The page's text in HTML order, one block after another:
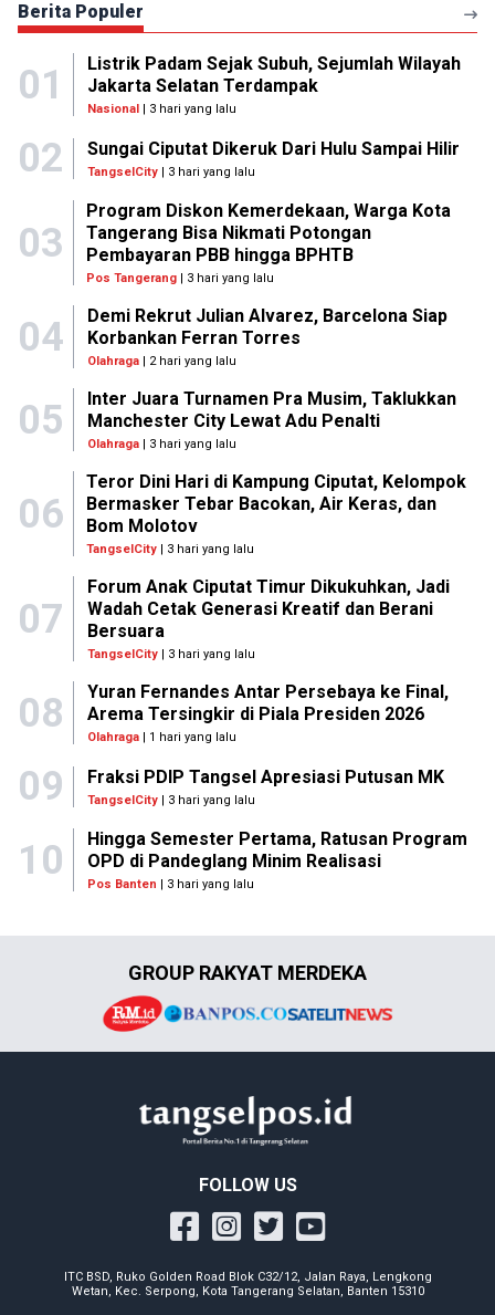
Berita Populer
01
Listrik Padam Sejak Subuh, Sejumlah Wilayah
Jakarta Selatan Terdampak
Nasional| 3 hari yang lalu
02 Sungai Ciputat Dikeruk Dari Hulu Sampai Hilir
TangselCity | 3 hari yang lalu
03
Program Diskon Kemerdekaan, Warga Kota
Tangerang Bisa Nikmati Potongan
Pembayaran PBB hingga BPHTB
Pos Tangerang | 3 hari yang lalu
04
Demi Rekrut Julian Alvarez, Barcelona Siap
Korbankan Ferran Torres
Olahraga| 2 hari yang lalu
05
Inter Juara Turnamen Pra Musim, Taklukkan
Manchester City Lewat Adu Penalti
Olahraga| 3 hari yang lalu
06
Teror Dini Hari di Kampung Ciputat, Kelompok
Bermasker Tebar Bacokan, Air Keras, dan
Bom Molotov
TangselCity | 3 hari yang lalu
07
Forum Anak Ciputat Timur Dikukuhkan, Jadi
Wadah Cetak Generasi Kreatif dan Berani
Bersuara
TangselCity| 3 hari yang lalu
08
Yuran Fernandes Antar Persebaya ke Final,
Arema Tersingkir di Piala Presiden 2026
Olahraga| 1 hari yang lalu
09 Fraksi PDIP Tangsel Apresiasi Putusan MK
TangselCity | 3 hari yang lalu
10
Hingga Semester Pertama, Ratusan Program
OPD di Pandeglang Minim Realisasi
Pos Banten | 3 hari yang lalu
GROUP RAKYAT MERDEKA
FOLLOW US
ITC BSD, Ruko Golden Road Blok C32/12, Jalan Raya, Lengkong
Wetan, Kec. Serpong, Kota Tangerang Selatan, Banten 15310